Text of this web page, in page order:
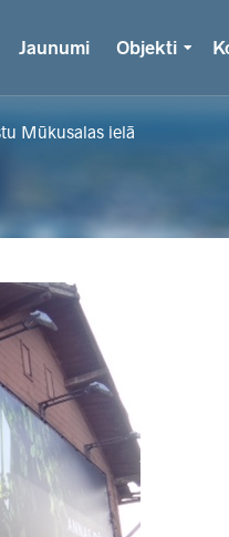
Jaunumi Objekti
Mūkusalas ielā